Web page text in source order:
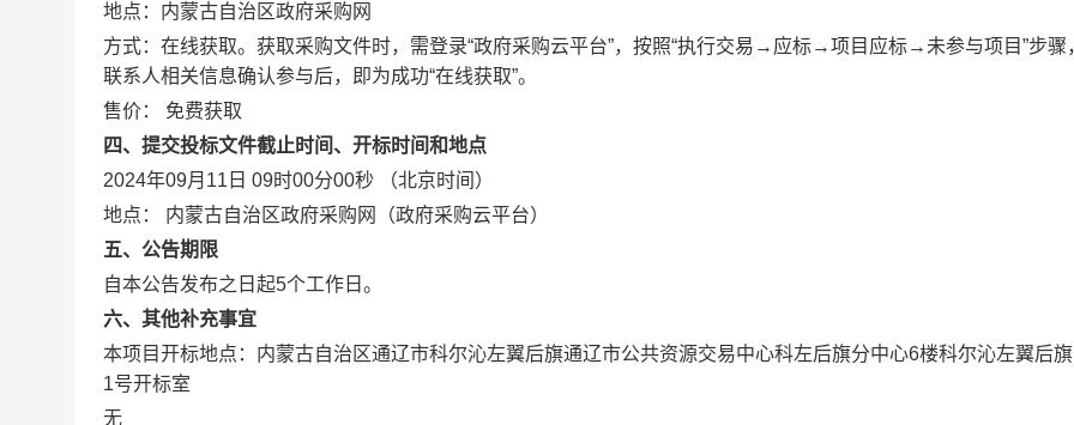
地点： 内蒙古自治区政府采购网
方式：在线获取。获取采购文件时，需登录“政府采购云平台”，按照“执行交易→应标→项目应标→未参与项目”步骤
联系人相关信息确认参与后，即为成功“在线获取”。
售价：
免费获取
四、提交投标文件截止时间、开标时间和地点
2024年09月11日 09时00分00秒
（北京时间）
地点：
内蒙古自治区政府采购网（政府采购云平台）
五、公告期限
自本公告发布之日起5个工作日。
六、其他补充事宜
本项目开标地点： 内蒙古自治区通辽市科尔沁左翼后旗通辽市公共资源交易中心科左后旗分中心6楼科尔沁左翼后
1号开标室
无